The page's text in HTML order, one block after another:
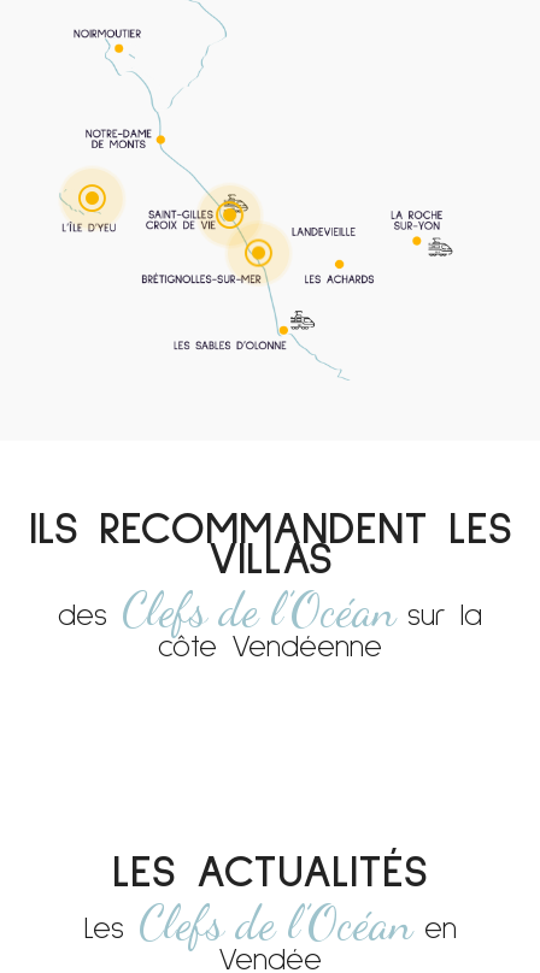
\
\
\
ILS RECOMMANDENT LES
VILLAS
des Clefs de l’Océan sur la
côte Vendéenne
LES ACTUALITÉS
Les Clefs de l’Océan en
Vendée